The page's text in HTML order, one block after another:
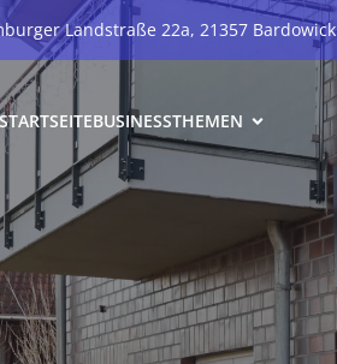
Landstraße 22a, 21357 Bardowick
STARTSEITEBUSINESSTHEMEN